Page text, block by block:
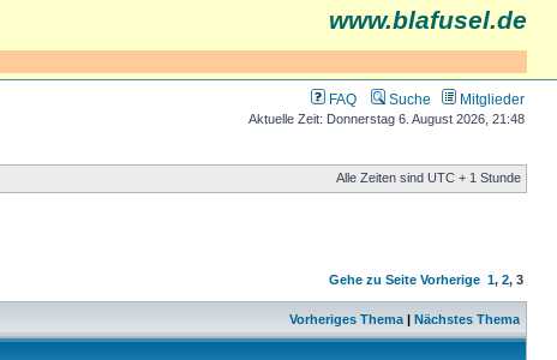
www.blafusel.de
FAQ Suche Mitglieder
Aktuelle Zeit: Donnerstag 6. August 2026, 21:48
Alle Zeiten sind UTC + 1 Stunde
Gehe zu Seite Vorherige 1, 2, 3
Vorheriges Thema | Nächstes Thema